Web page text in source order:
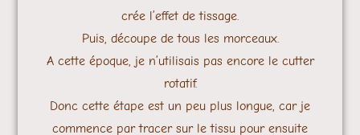
crée l’effet de tissage.
Puis, découpe de tous les morceaux.
A cette époque, je n’utilisais pas encore le cutter
rotatif.
Donc cette étape est un peu plus longue, car je
commence par tracer sur le tissu pour ensuite